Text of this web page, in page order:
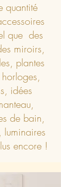
quantité
que des
miroirs,
plantes
idées
de bain,
luminaires
encore !